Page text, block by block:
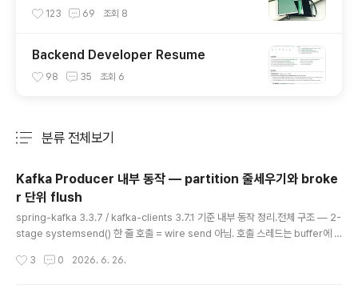
nd Internship Review
123 69 조회 8
Backend Developer Resume
98 35 조회 6
분류 전체보기
Kafka Producer 내부 동작 — partition 줄세우기와 broke
r 단위 flush
spring-kafka 3.3.7 / kafka-clients 3.7.1 기준 내부 동작 정리.전체 구조 — 2-
stage systemsend() 한 줄 호출 = wire send 아님. 호출 스레드는 buffer에 a
d.wire send: 실제 socket에 byte를 write해서 broker로 TCP 패킷을 전송하
3 0 2026. 6. 26.